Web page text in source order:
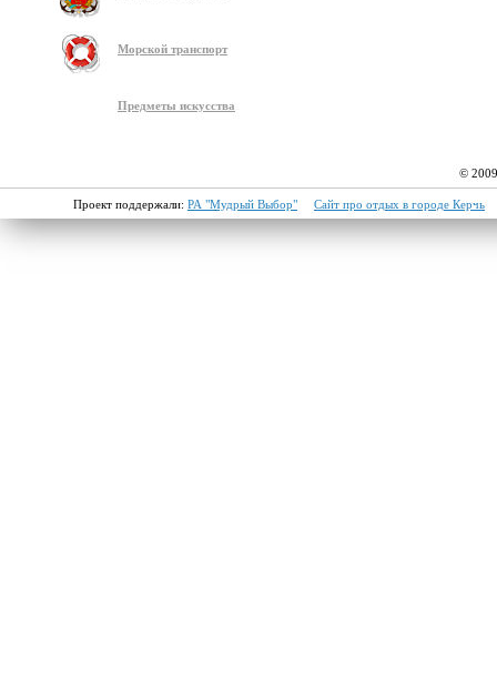
Морской транспорт
Предметы искусства
©
Проект поддержали: РА "Мудрый Выбор" Сайт про отдых в городе Керчь